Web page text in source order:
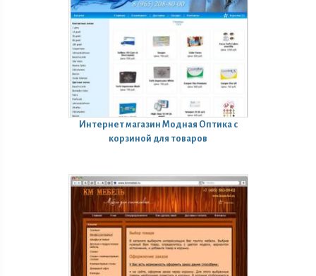
Интернет магазин Модная Оптика с
корзиной для товаров